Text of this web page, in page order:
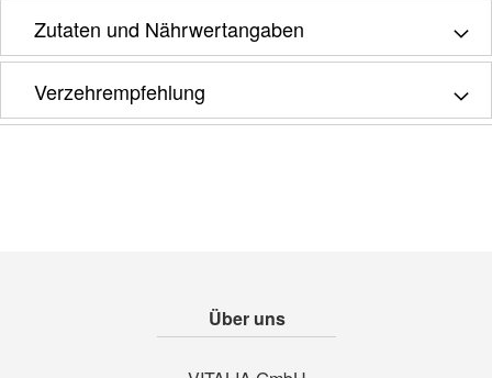
Zutaten und Nährwertangaben
Verzehrempfehlung
Über uns